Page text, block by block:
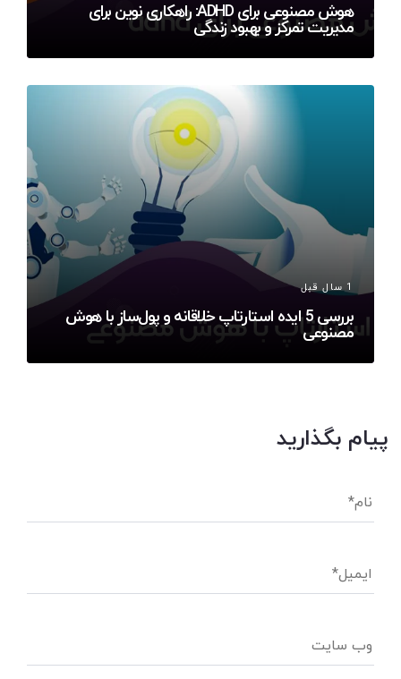
هوش مصنوعی برای ADHD: راهکاری نوین برای
مدیریت تمرکز و بهبود زندگی
1 سال قبل
بررسی 5 ایده استارتاپ خلاقانه و پول‌ساز با هوش
مصنوعی
پیام بگذارید